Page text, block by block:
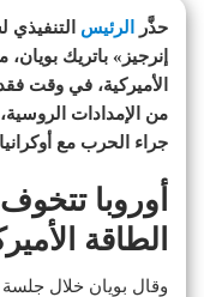
حذَّر الرئيس التنفيذي
إنرجيز» باتريك
الأميركية، في وقت
من الإمدادات
جراء الحرب مع
أوروبا
الطاقة
وقال بويان خلال جلسة